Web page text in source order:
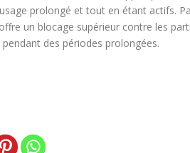
prolongé et tout en étant actifs.
un blocage supérieur contre les
des périodes prolongées.